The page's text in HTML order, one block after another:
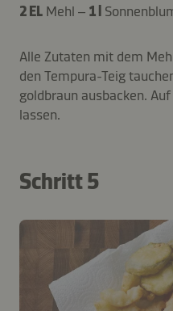
2 EL Mehl – 1 l
Alle Zutaten mit dem
den Tempura-Teig
goldbraun ausbacken.
lassen.
Schritt 5